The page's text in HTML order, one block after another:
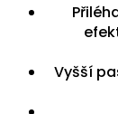
Vyšší